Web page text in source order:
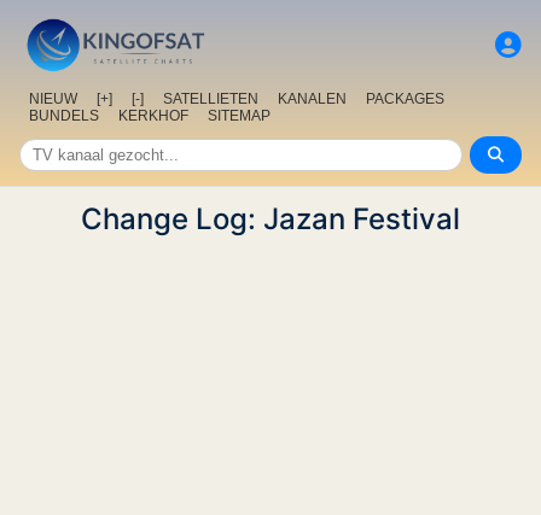
NIEUW [+] [-] SATELLIETEN KANALEN
PACKAGES
BUNDELS
KERKHOF SITEMAP
Change Log: Jazan Festival